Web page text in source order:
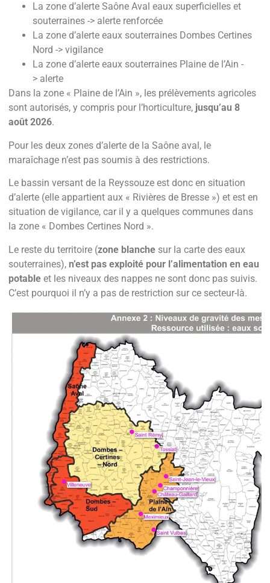
La zone d’alerte Saône Aval eaux superficielles et
souterraines -> alerte renforcée
La zone d’alerte eaux souterraines Dombes Certines
Nord ->vigilance
La zone d’alerte eaux souterraines Plaine de l’Ain -
> alerte
Dans la zone « Plaine de l’Ain », les prélèvements agricoles
sont autorisés, y compris pour l’horticulture, jusqu’au 8
août 2026.
Pour les deux zones d’alerte de la Saône aval, le
maraîchage n’est pas soumis à des restrictions.
Le bassin versant de la Reyssouze est donc en situation
d’alerte (elle appartient aux « Rivières de Bresse ») et est en
situation de vigilance, car il y a quelques communes dans
la zone « Dombes Certines Nord ».
Le reste du territoire (zone blanche sur la carte des eaux
souterraines), n’est pas exploité pour l’alimentation en eau
potable et les niveaux des nappes ne sont donc pas suivis.
C’est pourquoi il n’y a pas de restriction sur ce secteur-là.